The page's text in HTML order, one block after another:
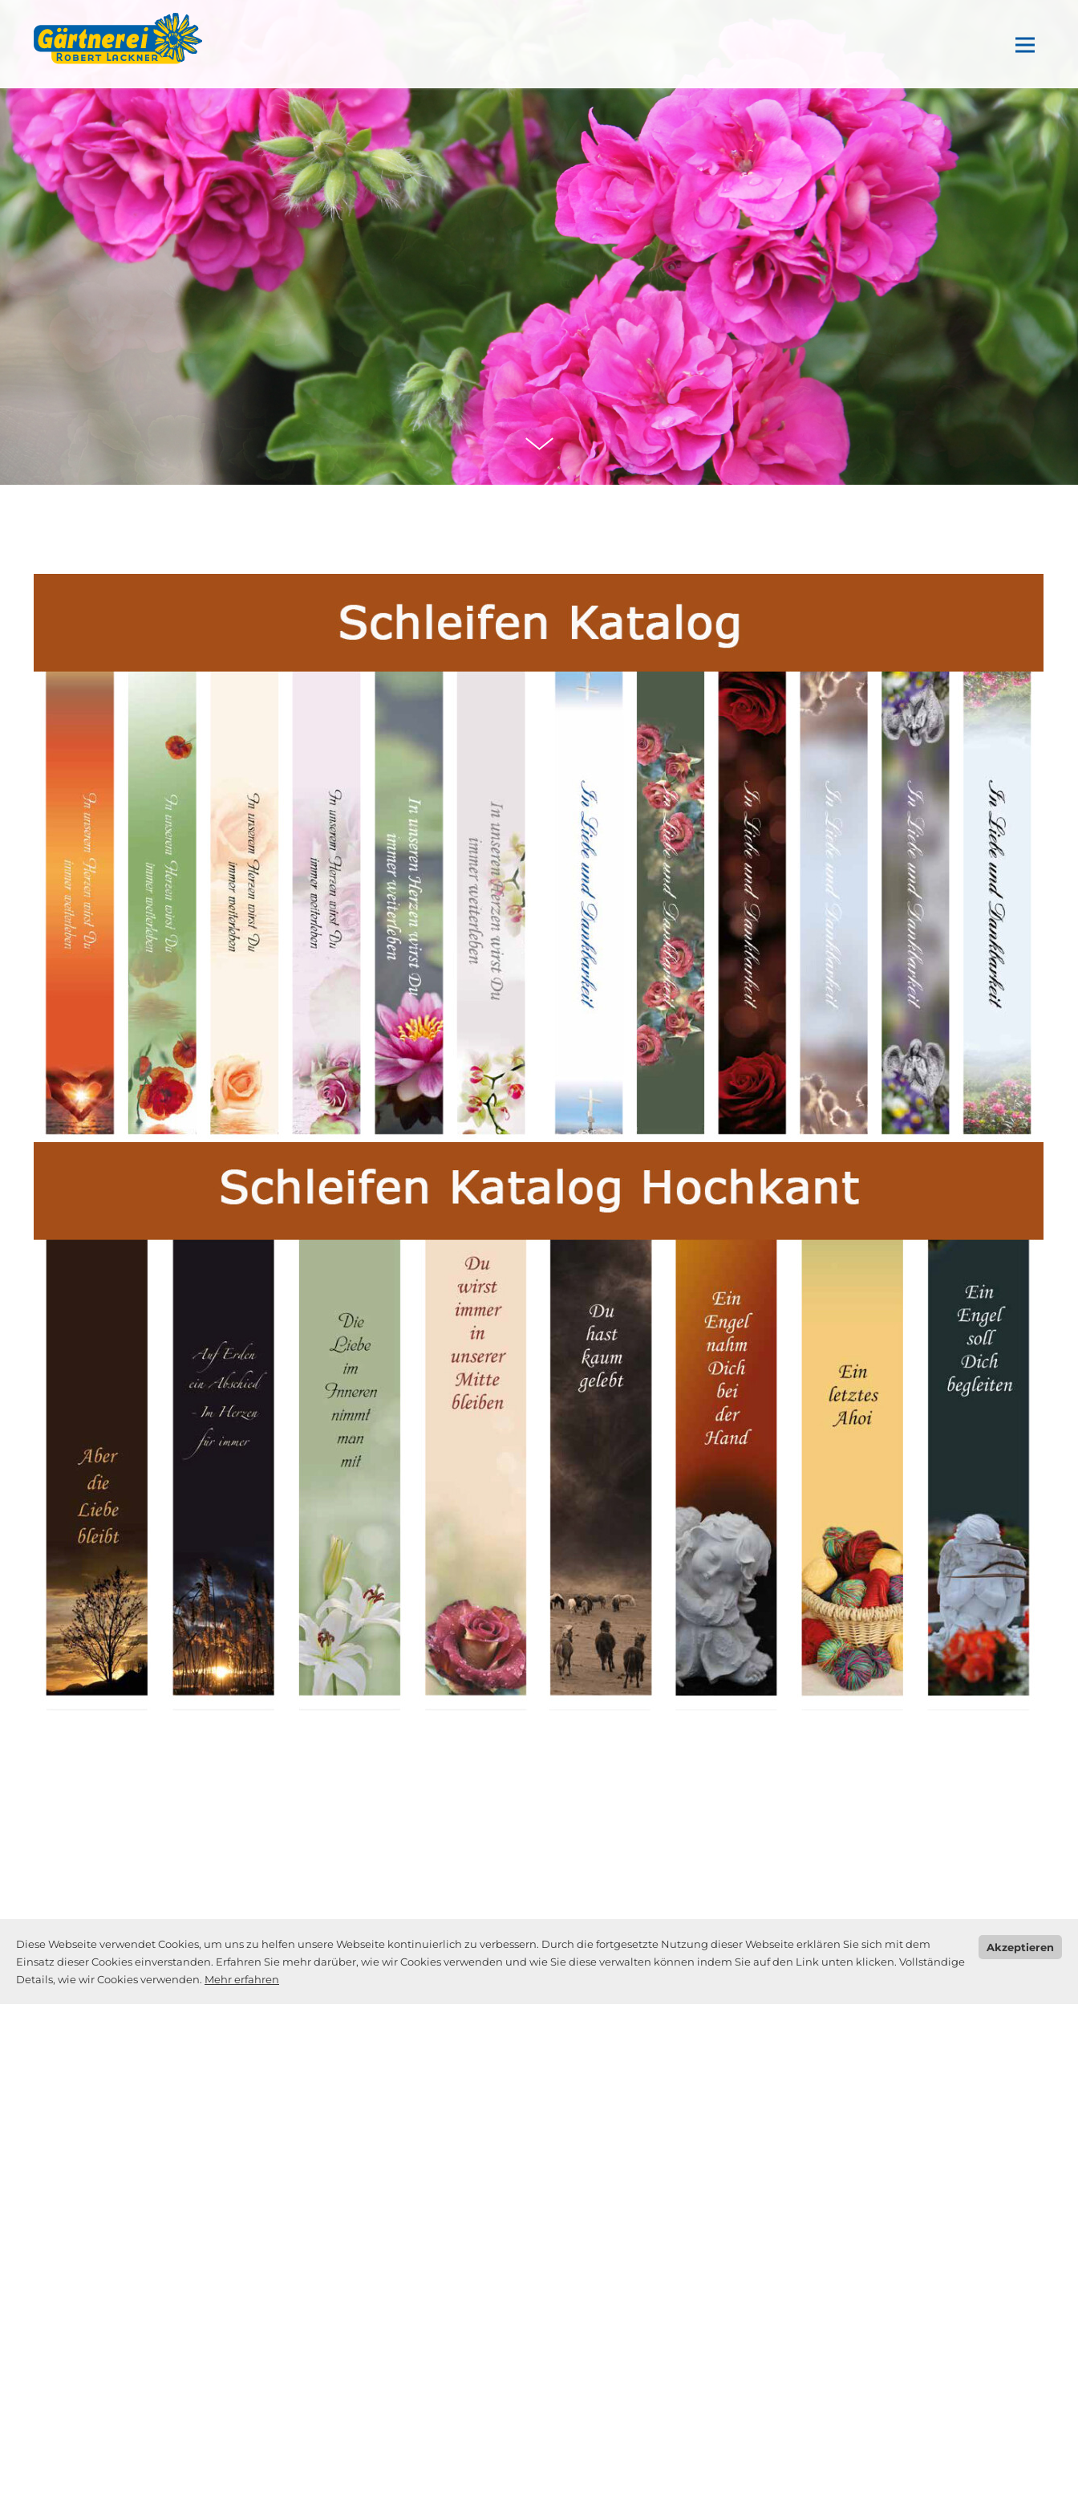
Akzeptieren
Diese Webseite verwendet Cookies, um uns zu helfen unsere Webseite kontinuierlich zu verbessern. Durch die fortgesetzte Nutzung dieser Webseite erklären Sie sich mit dem
Einsatz dieser Cookies einverstanden. Erfahren Sie mehr darüber, wie wir Cookies verwenden und wie Sie diese verwalten können indem Sie auf den Link unten klicken. Vollständige
Details, wie wir Cookies verwenden. Mehr erfahren